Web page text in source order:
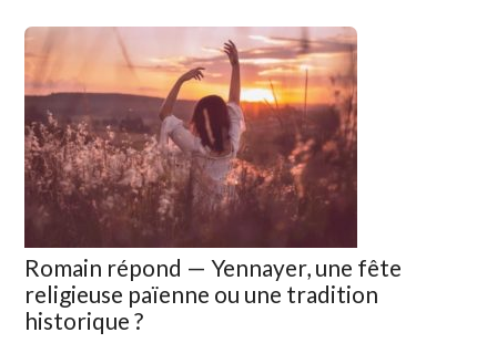
Romain répond — Yennayer, une fête
religieuse païenne ou une tradition
historique ?